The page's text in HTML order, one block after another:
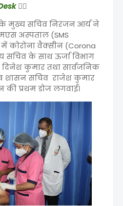
✍🏻
के मुख्य सचिव निरंजन आर्य ने
अस्पताल (SMS
कोरोना वैक्सीन (Corona
सचिव के साथ ऊर्जा विभाग
कुमार तथा सार्वजनिक
शासन सचिव राजेश कुमार
की प्रथम डोज लगवाई।